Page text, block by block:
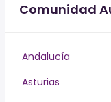
Comunidad
Andalucía
Asturias